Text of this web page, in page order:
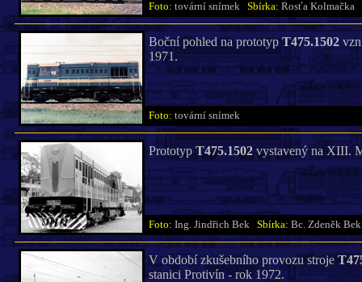
Foto: tovární snímek Sbírka: Rosťa Kolmačka
Boční pohled na prototypT475.1502
1971.
Foto: tovární snímek
PrototypT475.1502vystavený na XIII.
Foto: Ing. Jindřich Bek Sbírka: Bc. Zdeněk Bek
V období zkušebního provozu stroje
stanici Protivín - rok 1972.